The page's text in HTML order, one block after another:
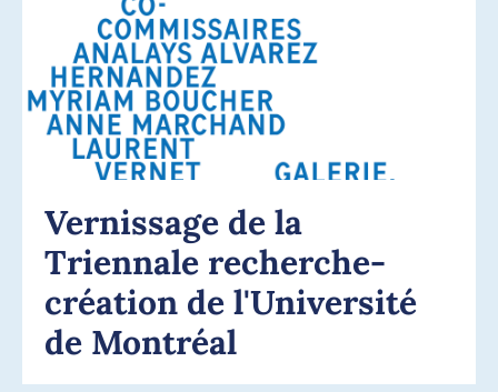
Vernissage de la
Triennale recherche-
création de l'Université
de Montréal